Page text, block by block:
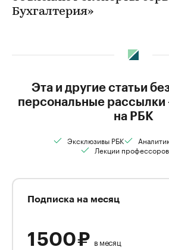
Бухгалтерия»
Эта и другие статьи
персональные
на РБК
Эксклюзивы РБК
Лекции
Подписка на месяц
1 500 ₽ в месяц